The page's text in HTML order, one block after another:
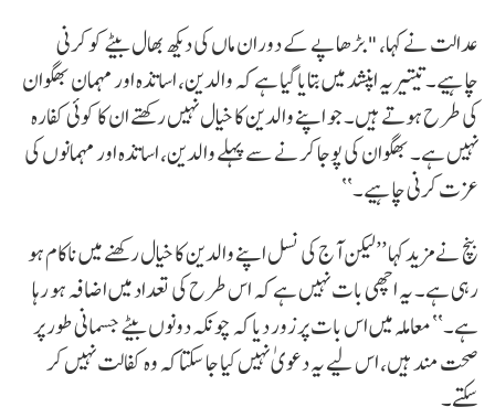
عدالت نے کہا، "بڑھاپے کے دوران ماں کی دیکھ بھال بیٹے کو کرنی
چاہیے۔ تیتیریہ اپنشد میں بتایا گیا ہے کہ والدین، اساتذہ اور مہمان بھگوان
کی طرح ہوتے ہیں۔ جو اپنے والدین کا خیال نہیں رکھتے ان کا کوئی کفارہ
نہیں ہے۔ بھگوان کی پوجا کرنے سے پہلے والدین، اساتذہ اور مہمانوں کی
عزت کرنی چاہیے۔‘‘
بنچ نے مزید کہا ’’لیکن آج کی نسل اپنے والدین کا خیال رکھنے میں ناکام ہو
رہی ہے۔ یہ اچھی بات نہیں ہے کہ اس طرح کی تعداد میں اضافہ ہو رہا
ہے۔‘‘ معاملہ میں اس بات پر زور دیا کہ چونکہ دونوں بیٹے جسمانی طور پر
صحت مند ہیں، اس لیے یہ دعویٰ نہیں کیا جا سکتا کہ وہ کفالت نہیں کر
سکتے۔